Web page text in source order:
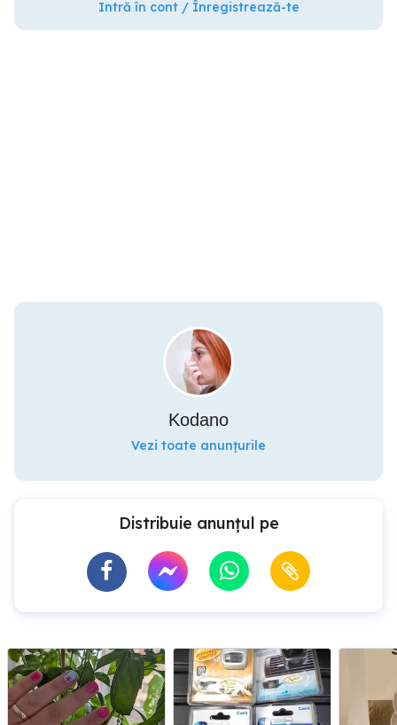
Intră în cont / Înregistrează-te
Kodano
Vezi toate anunțurile
Distribuie anunțul pe